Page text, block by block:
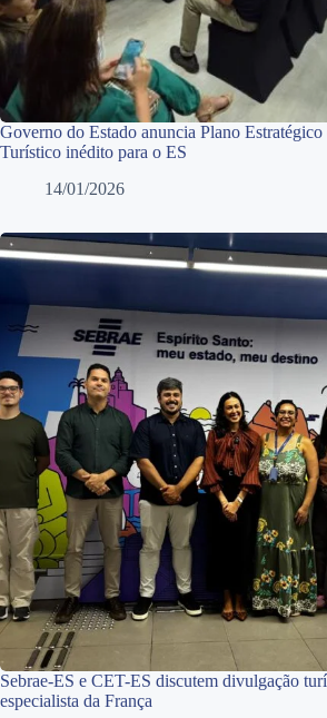
Governo do Estado anuncia Plano
Turístico inédito para o ES
14/01/2026
Sebrae-ES e CET-ES discutem divulgação
especialista da França